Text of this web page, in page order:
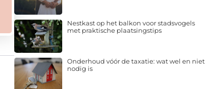
Nestkast op het balkon voor stadsvogels
met praktische plaatsingstips
Onderhoud vóór de taxatie: wat wel en niet
nodig is